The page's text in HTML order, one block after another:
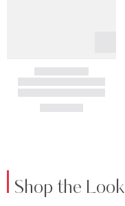
Shop the Look